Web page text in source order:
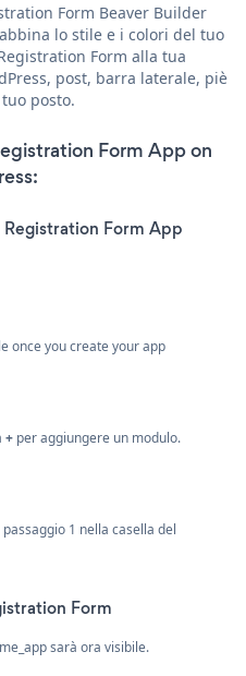
Form Beaver Builder
lo stile e i colori del tuo
Form alla tua
post, barra laterale, piè
posto.
Form App on
Form App
once you create your app
+ per aggiungere un modulo.
1 nella casella del
Form
sarà ora visibile.